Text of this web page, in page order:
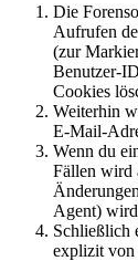
Die
Aufrufen
(zur
Benutzer-
Cookies
Weiterhin
E-Mail-
Wenn du
Fällen wird
Agent)
Schließlich
explizit von